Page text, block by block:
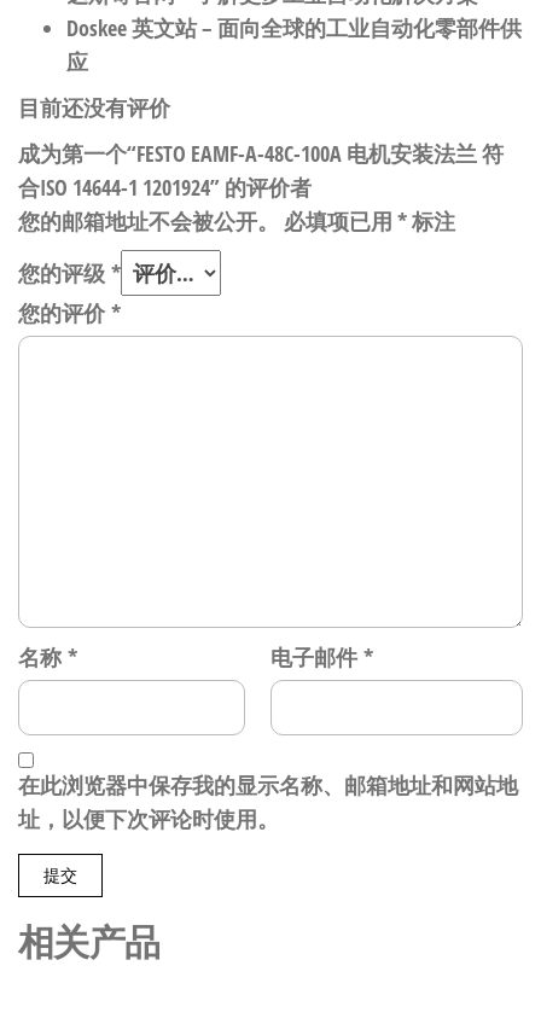
Doskee 英文站– 面向全球的工业自动化零部件供
应
目前还没有评价
成为第一个“FESTO EAMF-A-48C-100A 电机安装法兰 符
合ISO 14644-1 1201924” 的评价者
您的邮箱地址不会被公开。
必填项已用 *标注
您的评级 *
您的评价*
名称 * 电子邮件 *
在此浏览器中保存我的显示名称、邮箱地址和网站地
址，以便下次评论时使用。
相关产品